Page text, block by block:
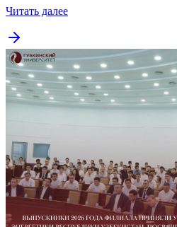
Читать далее